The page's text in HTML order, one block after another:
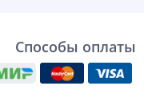
Способы оплаты